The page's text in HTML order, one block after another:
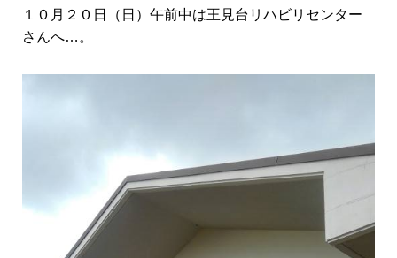
１０月２０日（日）午前中は王見台リハビリセンター
さんへ…。